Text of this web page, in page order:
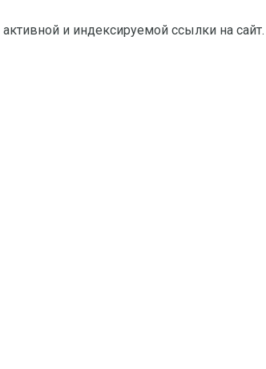
и индексируемой ссылки на сайт.